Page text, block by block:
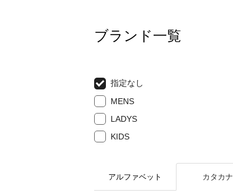
ブランド一覧
指定なし
MENS
LADYS
KIDS
アルファベット カタカナ